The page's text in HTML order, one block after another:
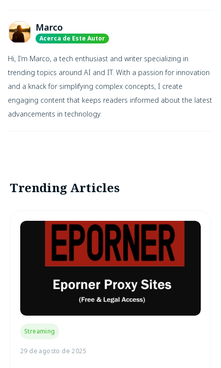
Marco
Acerca de Este Autor
Hi, I’m Marco, a tech enthusiast and writer specializing in
trending topics around AI and IT. With a passion for innovation
and a knack for simplifying complex concepts, I create
engaging content that keeps readers informed about the latest
advancements in technology.
Trending Articles
Streaming
29 de agosto de 2025